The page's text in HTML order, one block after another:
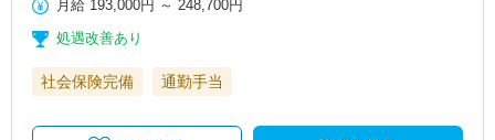
月給 193,000円 ～ 248,700円
処遇改善あり
社会保険完備 通勤手当